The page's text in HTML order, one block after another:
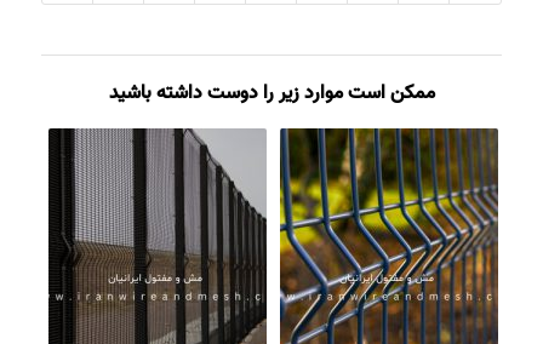
ممکن است موارد زیر را دوست داشته باشید